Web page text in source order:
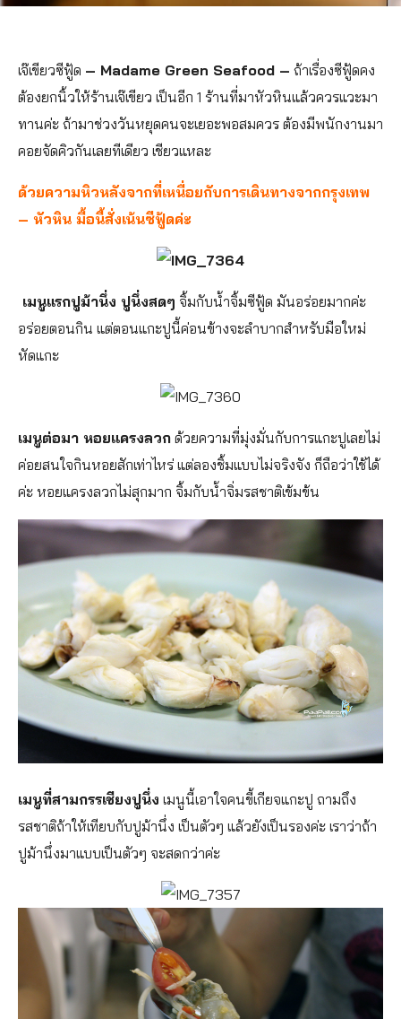
เจ๊เขียวซีฟู้ด – Madame Green Seafood – ถ้าเรื่องซีฟู้ดคง
ต้องยกนิ้วให้ร้านเจ๊เขียว เป็นอีก 1 ร้านที่มาหัวหินแล้วควรแวะมา
ทานค่ะ ถ้ามาช่วงวันหยุดคนจะเยอะพอสมควร ต้องมีพนักงานมา
คอยจัดคิวกันเลยทีเดียว เชียวแหละ
ด้วยความหิวหลังจากที่เหนื่อยกับการเดินทางจากกรุงเทพ
– หัวหิน มื้อนี้สั่งเน้นซีฟู้ดค่ะ
เมนูแรกปูม้านึ่ง ปูนึ่งสดๆ จิ้มกับน้ำจิ้มซีฟู้ด มันอร่อยมากค่ะ
อร่อยตอนกิน แต่ตอนแกะปูนี้ค่อนข้างจะลำบากสำหรับมือใหม่
หัดแกะ
เมนูต่อมา หอยแครงลวก ด้วยความที่มุ่งมั่นกับการแกะปูเลยไม่
ค่อยสนใจกินหอยสักเท่าไหร่ แต่ลองชิ้มแบบไม่จริงจัง ก็ถือว่าใช้ได้
ค่ะ หอยแครงลวกไม่สุกมาก จิ้มกับน้ำจิ่มรสชาติเข้มข้น
เมนูที่สามกรรเชียงปูนึ่ง เมนูนี้เอาใจคนขี้เกียจแกะปู ถามถึง
รสชาติถ้าให้เทียบกับปูม้านึ่ง เป็นตัวๆ แล้วยังเป็นรองค่ะ เราว่าถ้า
ปูม้านึ่งมาแบบเป็นตัวๆ จะสดกว่าค่ะ